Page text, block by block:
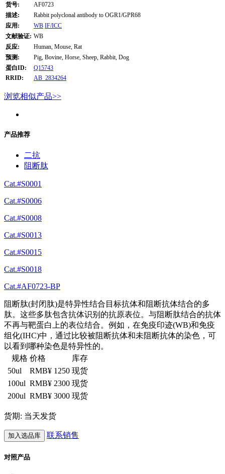
货号:
AF0723
描述:
Rabbit polyclonal antibody to OGR1/GPR68
应用:
WB IF/ICC
文献验证: WB
反应:
Human, Mouse, Rat
预测:
Pig, Bovine, Horse, Sheep, Rabbit, Dog
蛋白ID:
Q15743
RRID:
AB_2834264
浏览相似产品>>
产品推荐
二抗
阻断肽
Cat.#S0001
Cat.#S0006
Cat.#S0008
Cat.#S0013
Cat.#S0015
Cat.#S0018
Cat.#AF0723-BP
阻断肽(封闭肽)是特异性结合目标抗体和阻断抗体结合的多
肽。这些多肽包含抗体识别的抗原表位。与阻断肽结合的抗体
不再与靶蛋白上的表位结合。例如，在免疫印迹(WB)和免疫
组化(IHC)中，通过比较被阻断抗体和未阻断抗体的染色，可
以看到哪种染色是特异性的。
规格 价格
库存
50ul
RMB¥ 1250 现货
100ul RMB¥ 2300 现货
200ul RMB¥ 3000 现货
货期: 当天发货
加入选品库 联系销售
对照产品